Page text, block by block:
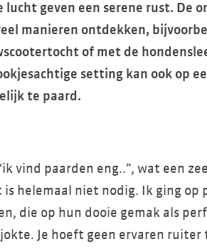
lucht geven een serene rust. De
manieren ontdekken,
of met de
setting kan ook op
te paard.
vind paarden eng..”, wat een
is helemaal niet nodig. Ik ging op
die op hun dooie gemak als
Je hoeft geen ervaren ruiter